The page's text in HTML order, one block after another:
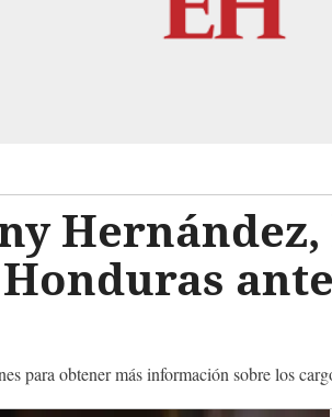
para obtener más información sobre los